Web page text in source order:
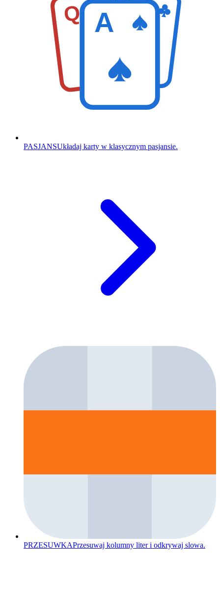
Q K
A
PASJANSUkładaj karty w klasycznym pasjansie.
PRZESUWKAPrzesuwaj kolumny liter i odkrywaj slowa.